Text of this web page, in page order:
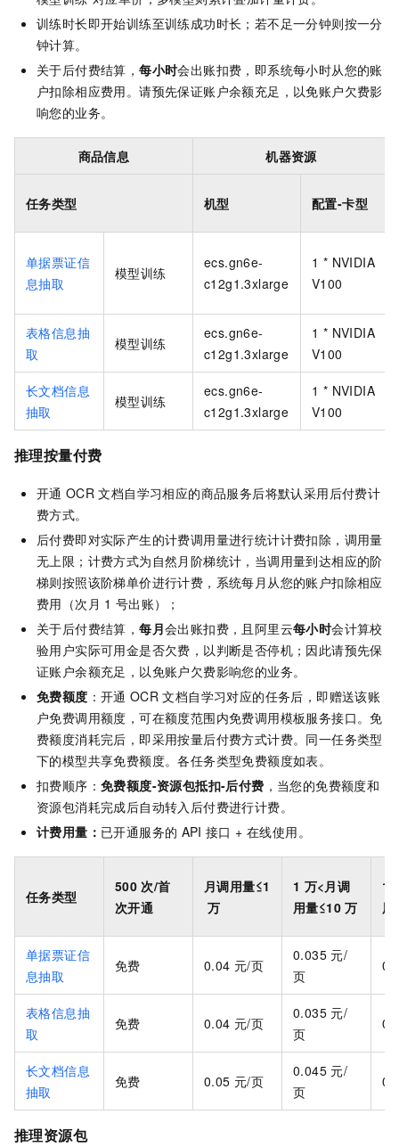
训练时长即开始训练至训练成功时长；若不足一分钟则按一分
钟计算。
关于后付费结算，每小时会出账扣费，即系统每小时从您的账
户扣除相应费用。请预先保证账户余额充足，以免账户欠费影
响您的业务。
商品信息 机器资源
任务类型 机型 配置-卡型
单据票证信
息抽取
模型训练
ecs.gn6e-
c12g1.3xlarge
1 * NVIDIA
V100
表格信息抽
取
模型训练
ecs.gn6e-
c12g1.3xlarge
1 * NVIDIA
V100
长文档信息
抽取
模型训练
ecs.gn6e-
c12g1.3xlarge
1 * NVIDIA
V100
推理按量付费
开通 OCR 文档自学习相应的商品服务后将默认采用后付费计
费方式。
后付费即对实际产生的计费调用量进行统计计费扣除，调用量
无上限；计费方式为自然月阶梯统计，当调用量到达相应的阶
梯则按照该阶梯单价进行计费，系统每月从您的账户扣除相应
费用（次月 1 号出账）；
关于后付费结算，每月会出账扣费，且阿里云每小时会计算校
验用户实际可用金是否欠费，以判断是否停机；因此请预先保
证账户余额充足，以免账户欠费影响您的业务。
免费额度 ：开通 OCR 文档自学习对应的任务后，即赠送该账
户免费调用额度，可在额度范围内免费调用模板服务接口。免
费额度消耗完后，即采用按量后付费方式计费。同一任务类型
下的模型共享免费额度。各任务类型免费额度如表。
扣费顺序： 免费额度-资源包抵扣-后付费 ，当您的免费额度和
资源包消耗完成后自动转入后付费进行计费。
计费用量： 已开通服务的 API 接口 + 在线使用。
任务类型
500 次/首
次开通
月调用量≤1
万
1 万<月调
用量≤10 万
10
用
单据票证信
息抽取
免费 0.04 元/页
0.035 元/
页
表格信息抽
取
免费 0.04 元/页
0.035 元/
页
长文档信息
抽取
免费 0.05 元/页
0.045 元/
页
推理资源包